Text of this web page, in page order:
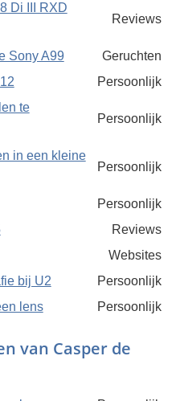
Di III RXD
Reviews
Sony A99
Geruchten
Persoonlijk
te
Persoonlijk
in een kleine
Persoonlijk
Persoonlijk
Reviews
Websites
bij U2
Persoonlijk
lens
Persoonlijk
van Casper de